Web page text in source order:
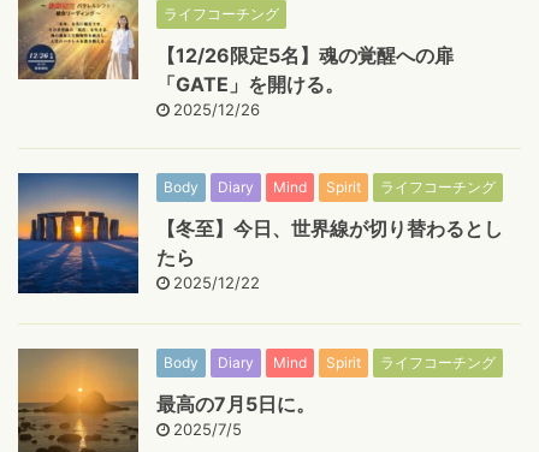
ライフコーチング
【12/26限定5名】魂の覚醒への扉
「GATE」を開ける。
2025/12/26
Body Diary Mind Spirit ライフコーチング
【冬至】今日、世界線が切り替わるとし
たら
2025/12/22
Body Diary Mind Spirit ライフコーチング
最高の7月5日に。
2025/7/5